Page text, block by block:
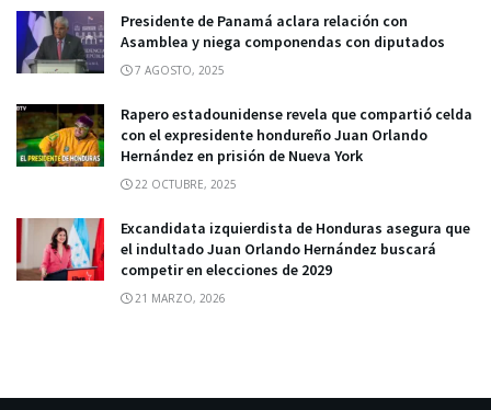
Presidente de Panamá aclara relación con
Asamblea y niega componendas con diputados
7 AGOSTO, 2025
Rapero estadounidense revela que compartió celda
con el expresidente hondureño Juan Orlando
Hernández en prisión de Nueva York
22 OCTUBRE, 2025
Excandidata izquierdista de Honduras asegura que
el indultado Juan Orlando Hernández buscará
competir en elecciones de 2029
21 MARZO, 2026